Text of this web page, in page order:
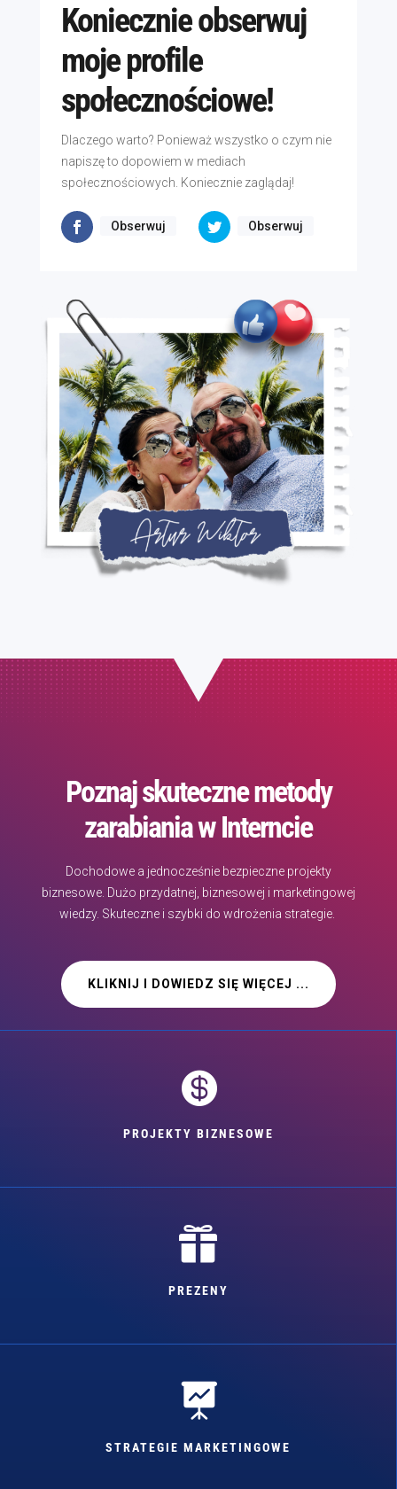
Koniecznie obserwuj
moje profile
społecznościowe!
Dlaczego warto? Ponieważ wszystko o czym nie
napiszę to dopowiem w mediach
społecznościowych. Koniecznie zaglądaj!
Obserwuj Obserwuj
Poznaj skuteczne metody
zarabiania w Interncie
Dochodowe a jednocześnie bezpieczne projekty
biznesowe. Dużo przydatnej, biznesowej i marketingowej
wiedzy. Skuteczne i szybki do wdrożenia strategie.
KLIKNIJ I DOWIEDZ SIĘ WIĘCEJ ...

PROJEKTY BIZNESOWE

PREZENY

STRATEGIE MARKETINGOWE